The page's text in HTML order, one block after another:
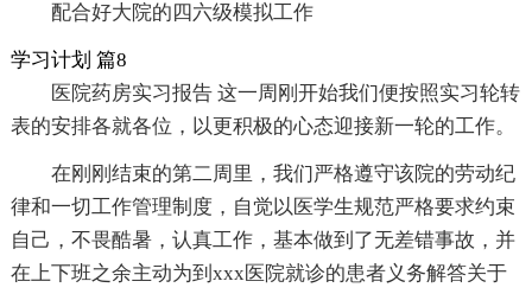
配合好大院的四六级模拟工作
学习计划 篇8
医院药房实习报告 这一周刚开始我们便按照实习轮转
表的安排各就各位，以更积极的心态迎接新一轮的工作。
在刚刚结束的第二周里，我们严格遵守该院的劳动纪
律和一切工作管理制度，自觉以医学生规范严格要求约束
自己，不畏酷暑，认真工作，基本做到了无差错事故，并
在上下班之余主动为到xxx医院就诊的患者义务解答关于